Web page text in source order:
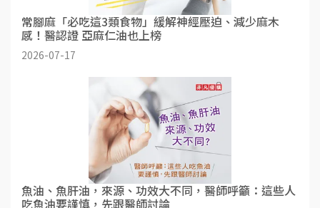
常腳麻「必吃這3類食物」緩解神經壓迫、減少麻木
感！醫認證 亞麻仁油也上榜
2026-07-17
魚油、魚肝油，來源、功效大不同，醫師呼籲：這些人
吃魚油要謹慎，先跟醫師討論